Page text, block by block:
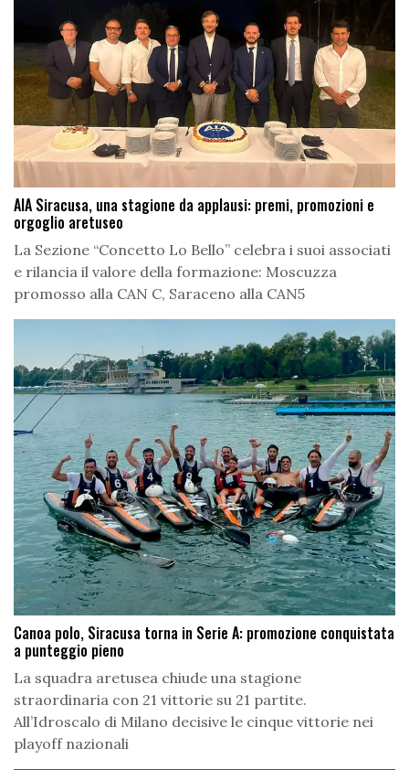
AIA Siracusa, una stagione da applausi: premi, promozioni e
orgoglio aretuseo
La Sezione “Concetto Lo Bello” celebra i suoi associati
e rilancia il valore della formazione: Moscuzza
promosso alla CAN C, Saraceno alla CAN5
Canoa polo, Siracusa torna in Serie A: promozione conquistata
a punteggio pieno
La squadra aretusea chiude una stagione
straordinaria con 21 vittorie su 21 partite.
All’Idroscalo di Milano decisive le cinque vittorie nei
playoff nazionali